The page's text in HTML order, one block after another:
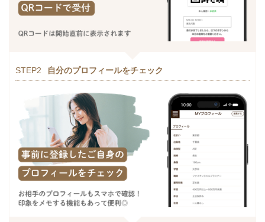
STEP2 自分のプロフィールをチェック